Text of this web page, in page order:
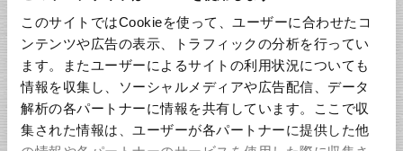
このサイトではCookieを使って、ユーザーに合わせたコ
ンテンツや広告の表示、トラフィックの分析を行ってい
ます。またユーザーによるサイトの利用状況についても
情報を収集し、ソーシャルメディアや広告配信、データ
解析の各パートナーに情報を共有しています。ここで収
集された情報は、ユーザーが各パートナーに提供した他
Stick packaging